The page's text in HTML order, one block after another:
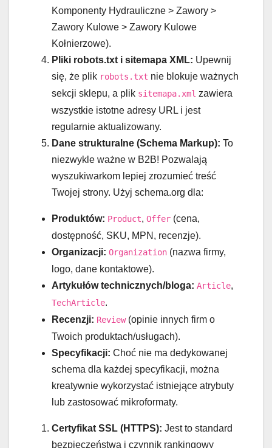
Komponenty Hydrauliczne > Zawory >
Zawory Kulowe > Zawory Kulowe
Kołnierzowe).
Pliki robots.txt i sitemapa XML: Upewnij
się, że plik robots.txt nie blokuje ważnych
sekcji sklepu, a plik sitemapa.xml zawiera
wszystkie istotne adresy URL i jest
regularnie aktualizowany.
Dane strukturalne (Schema Markup): To
niezwykle ważne w B2B! Pozwalają
wyszukiwarkom lepiej zrozumieć treść
Twojej strony. Użyj schema.org dla:
Produktów: Product, Offer (cena,
dostępność, SKU, MPN, recenzje).
Organizacji: Organization (nazwa firmy,
logo, dane kontaktowe).
Artykułów technicznych/bloga: Article,
TechArticle.
Recenzji: Review(opinie innych firm o
Twoich produktach/usługach).
Specyfikacji: Choć nie ma dedykowanej
schema dla każdej specyfikacji, można
kreatywnie wykorzystać istniejące atrybuty
lub zastosować mikroformaty.
Certyfikat SSL (HTTPS): Jest to standard
bezpieczeństwa i czynnik rankingowy